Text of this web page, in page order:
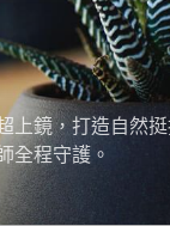
鏡，打造自然
全程守護。